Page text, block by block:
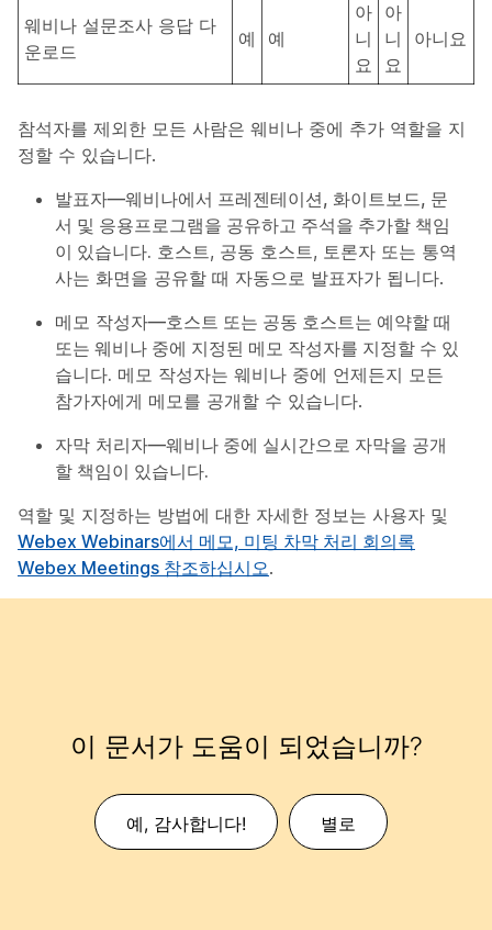
웨비나 설문조사 응답 다
운로드
예 예
아
니
요
아
니
요
아니요
참석자를 제외한 모든 사람은 웨비나 중에 추가 역할을 지
정할 수 있습니다.
발표자—웨비나에서 프레젠테이션, 화이트보드, 문
서 및 응용프로그램을 공유하고 주석을 추가할 책임
이 있습니다. 호스트, 공동 호스트, 토론자 또는 통역
사는 화면을 공유할 때 자동으로 발표자가 됩니다.
메모 작성자—호스트 또는 공동 호스트는 예약할 때
또는 웨비나 중에 지정된 메모 작성자를 지정할 수 있
습니다. 메모 작성자는 웨비나 중에 언제든지 모든
참가자에게 메모를 공개할 수 있습니다.
자막 처리자—웨비나 중에 실시간으로 자막을 공개
할 책임이 있습니다.
역할 및 지정하는 방법에 대한 자세한 정보는 사용자 및
Webex Webinars에서 메모, 미팅 차막 처리 회의록
Webex Meetings 참조하십시오.
이 문서가 도움이 되었습니까?
예, 감사합니다! 별로